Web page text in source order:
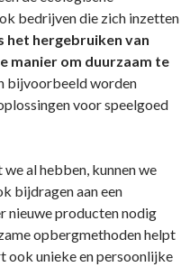
bedrijven die zich inzetten
het hergebruiken van
manier om duurzaam te
bijvoorbeeld worden
voor speelgoed
al hebben, kunnen we
bijdragen aan een
nieuwe producten nodig
opbergmethoden helpt
ook unieke en persoonlijke